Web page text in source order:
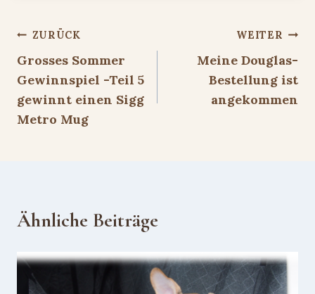
Beitragsnavigation
ZURÜCK
Grosses Sommer
Gewinnspiel -Teil 5
gewinnt einen Sigg
Metro Mug
WEITER
Meine Douglas-
Bestellung ist
angekommen
Ähnliche Beiträge